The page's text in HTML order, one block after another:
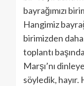
bayrağımızı
Hangimiz
birimizden
toplantı
Marşı’nı
söyledik,